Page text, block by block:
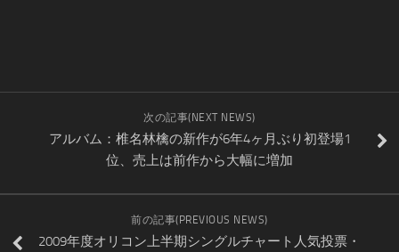
次の記事(NEXT NEWS)
アルバム：椎名林檎の新作が6年4ヶ月ぶり初登場1
位、売上は前作から大幅に増加
前の記事(PREVIOUS NEWS)
2009年度オリコン上半期シングルチャート人気投票・